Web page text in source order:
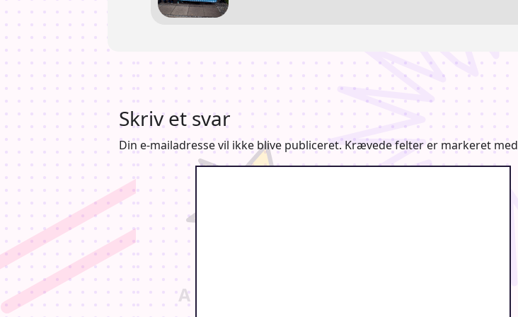
Skriv et svar
Din e-mailadresse vil ikke blive publiceret. Krævede felter er markeret med